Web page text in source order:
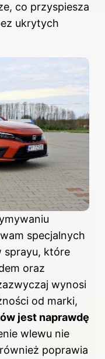
co przyspiesza
ukrytych
specjalnych
sprayu, które
oraz
wynosi
od marki,
jest naprawdę
wlewu nie
poprawia